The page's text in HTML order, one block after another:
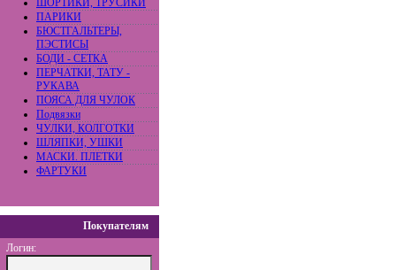
ШОРТИКИ, ТРУСИКИ
ПАРИКИ
БЮСТГАЛЬТЕРЫ,
ПЭСТИСЫ
БОДИ - СЕТКА
ПЕРЧАТКИ, ТАТУ -
РУКАВА
ПОЯСА ДЛЯ ЧУЛОК
Подвязки
ЧУЛКИ, КОЛГОТКИ
ШЛЯПКИ, УШКИ
МАСКИ. ПЛЕТКИ
ФАРТУКИ
Покупателям
Логин: